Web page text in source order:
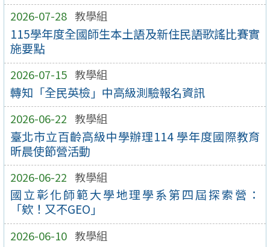
2026-07-28 教學組
115學年度全國師生本土語及新住民語歌謠比賽實
施要點
2026-07-15 教學組
轉知「全民英檢」中高級測驗報名資訊
2026-06-22 教學組
臺北市立百齡高級中學辦理114 學年度國際教育
昕晨使節營活動
2026-06-22 教學組
國立彰化師範大學地理學系第四屆探索營：
「欸！又不GEO」
2026-06-10 教學組